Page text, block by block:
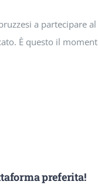
a partecipare
È questo il
preferita!